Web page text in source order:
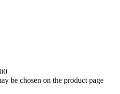
be chosen on the product page